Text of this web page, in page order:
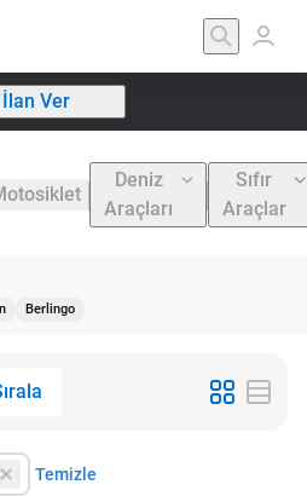
İlan Ver
Deniz
Araçları
Sıfır
Araçlar
Berlingo
Temizle